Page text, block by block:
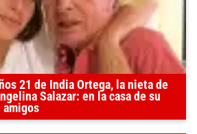
21 de India Ortega, la nieta de
Salazar: en la casa de su
amigos